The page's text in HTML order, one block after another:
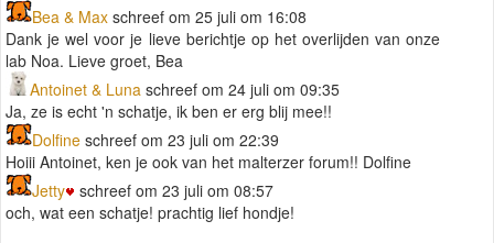
Bea & Max schreef om 25 juli om 16:08
Dank je wel voor je lieve berichtje op het overlijden van onze
lab Noa. Lieve groet, Bea
Antoinet & Luna schreef om 24 juli om 09:35
Ja, ze is echt 'n schatje, ik ben er erg blij mee!!
Dolfine schreef om 23 juli om 22:39
Hoiii Antoinet, ken je ook van het malterzer forum!! Dolfine
Jetty
schreef om 23 juli om 08:57
och, wat een schatje! prachtig lief hondje!